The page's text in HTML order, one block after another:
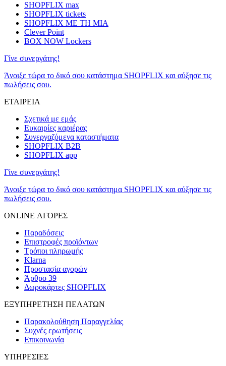
SHOPFLIX max
SHOPFLIX tickets
SHOPFLIX ΜΕ ΤΗ ΜΙΑ
Clever Point
BOX NOW Lockers
Γίνε συνεργάτης!
Άνοιξε τώρα το δικό σου κατάστημα SHOPFLIX και αύξησε τις
πωλήσεις σου.
ΕΤΑΙΡΕΙΑ
Σχετικά με εμάς
Ευκαιρίες καριέρας
Συνεργαζόμενα καταστήματα
SHOPFLIX B2B
SHOPFLIX app
Γίνε συνεργάτης!
Άνοιξε τώρα το δικό σου κατάστημα SHOPFLIX και αύξησε τις
πωλήσεις σου.
ONLINE ΑΓΟΡΕΣ
Παραδόσεις
Επιστροφές προϊόντων
Τρόποι πληρωμής
Klarna
Προστασία αγορών
Άρθρο 39
Δωροκάρτες SHOPFLIX
ΕΞΥΠΗΡΕΤΗΣΗ ΠΕΛΑΤΩΝ
Παρακολούθηση Παραγγελίας
Συχνές ερωτήσεις
Επικοινωνία
ΥΠΗΡΕΣΙΕΣ